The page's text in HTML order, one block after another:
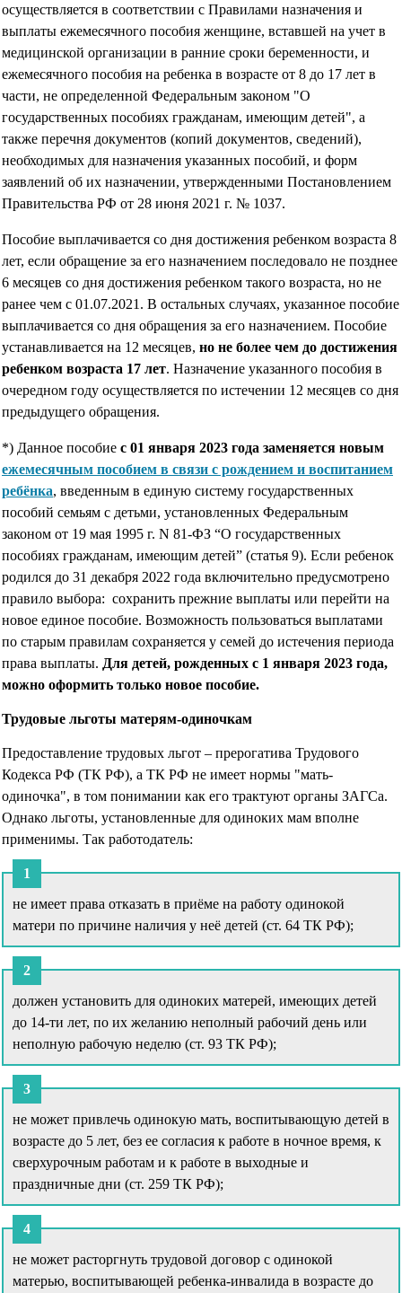
осуществляется в соответствии с Правилами назначения и
выплаты ежемесячного пособия женщине, вставшей на учет в
медицинской организации в ранние сроки беременности, и
ежемесячного пособия на ребенка в возрасте от 8 до 17 лет в
части, не определенной Федеральным законом "О
государственных пособиях гражданам, имеющим детей", а
также перечня документов (копий документов, сведений),
необходимых для назначения указанных пособий, и форм
заявлений об их назначении, утвержденными Постановлением
Правительства РФ от 28 июня 2021 г. № 1037.
Пособие выплачивается со дня достижения ребенком возраста 8
лет, если обращение за его назначением последовало не позднее
6 месяцев со дня достижения ребенком такого возраста, но не
ранее чем с 01.07.2021. В остальных случаях, указанное пособие
выплачивается со дня обращения за его назначением. Пособие
устанавливается на 12 месяцев, но не более чем до достижения
ребенком возраста 17 лет. Назначение указанного пособия в
очередном году осуществляется по истечении 12 месяцев со дня
предыдущего обращения.
*) Данное пособие с 01 января 2023 года заменяется новым
ежемесячным пособием в связи с рождением и воспитанием
ребёнка, введенным в единую систему государственных
пособий семьям с детьми, установленных Федеральным
законом от 19 мая 1995 г. N 81-ФЗ “О государственных
пособиях гражданам, имеющим детей” (статья 9). Если ребенок
родился до 31 декабря 2022 года включительно предусмотрено
правило выбора: сохранить прежние выплаты или перейти на
новое единое пособие. Возможность пользоваться выплатами
по старым правилам сохраняется у семей до истечения периода
права выплаты. Для детей, рожденных c 1 января 2023 года,
можно оформить только новое пособие.
Трудовые льготы матерям-одиночкам
Предоставление трудовых льгот – прерогатива Трудового
Кодекса РФ (ТК РФ), а ТК РФ не имеет нормы "мать-
одиночка", в том понимании как его трактуют органы ЗАГСа.
Однако льготы, установленные для одиноких мам вполне
применимы. Так работодатель:
не имеет права отказать в приёме на работу одинокой
матери по причине наличия у неё детей (ст. 64 ТК РФ);
должен установить для одиноких матерей, имеющих детей
до 14-ти лет, по их желанию неполный рабочий день или
неполную рабочую неделю (ст. 93 ТК РФ);
не может привлечь одинокую мать, воспитывающую детей в
возрасте до 5 лет, без ее согласия к работе в ночное время, к
сверхурочным работам и к работе в выходные и
праздничные дни (ст. 259 ТК РФ);
не может расторгнуть трудовой договор с одинокой
матерью, воспитывающей ребенка-инвалида в возрасте до